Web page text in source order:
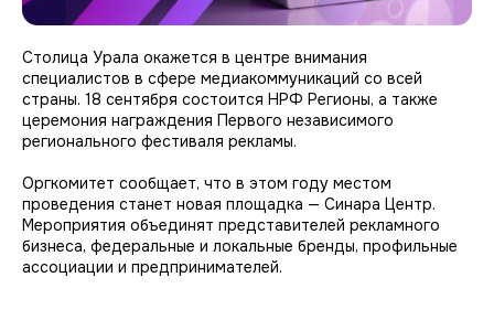
Столица Урала окажется в центре внимания
специалистов в сфере медиакоммуникаций со всей
страны. 18 сентября состоится НРФ Регионы, а также
церемония награждения Первого независимого
регионального фестиваля рекламы.
Оргкомитет сообщает, что в этом году местом
проведения станет новая площадка — Синара Центр.
Мероприятия объединят представителей рекламного
бизнеса, федеральные и локальные бренды, профильные
ассоциации и предпринимателей.